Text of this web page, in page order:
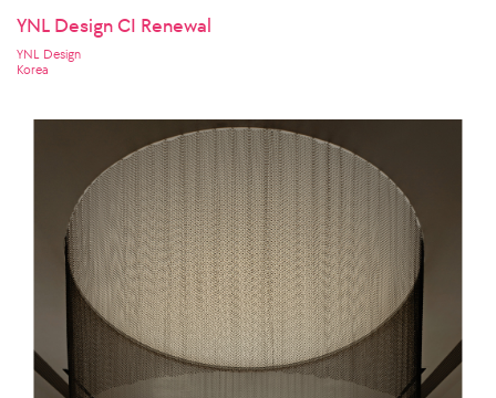
YNL Design CI Renewal
YNL Design
Korea